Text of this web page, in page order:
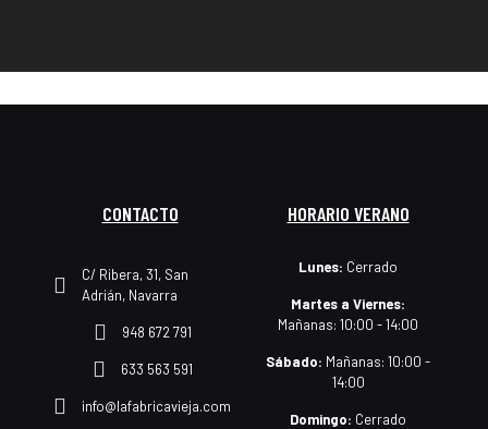
CONTACTO
C/ Ribera, 31, San
Adrián, Navarra
948 672 791
633 563 591
info@lafabricavieja.com
HORARIO VERANO
Lunes: Cerrado
Martes a Viernes:
Mañanas: 10:00 - 14:00
Sábado: Mañanas: 10:00 -
14:00
Domingo: Cerrado